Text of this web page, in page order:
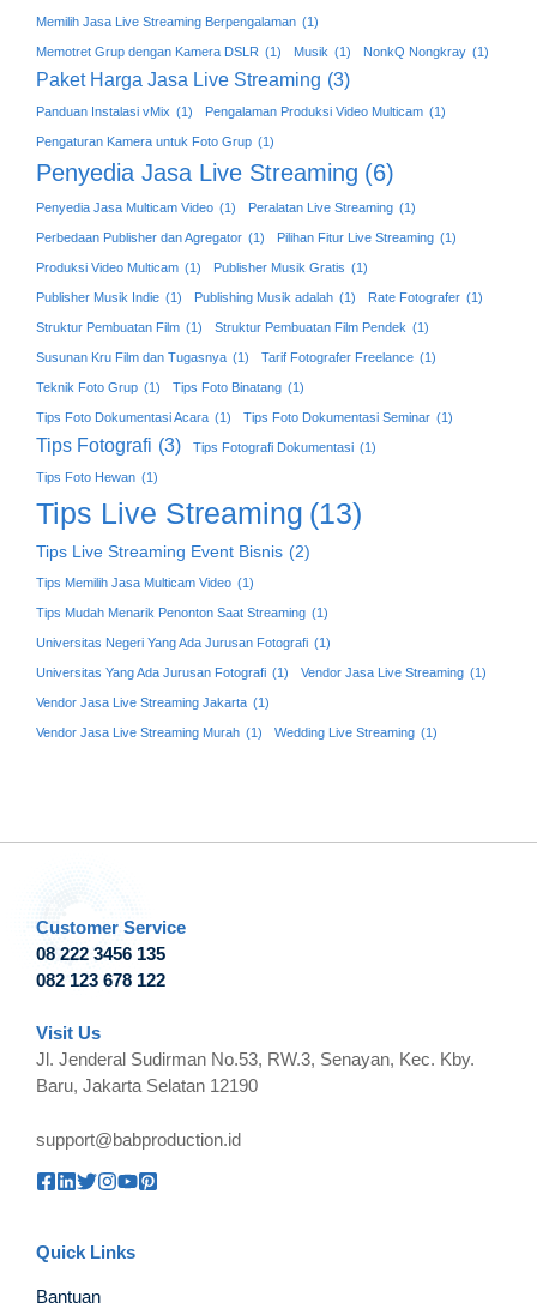
Memilih Jasa Live Streaming Berpengalaman (1)
Memotret Grup dengan Kamera DSLR (1) Musik (1) NonkQ Nongkray (1)
Paket Harga Jasa Live Streaming (3)
Panduan Instalasi vMix (1) Pengalaman Produksi Video Multicam (1)
Pengaturan Kamera untuk Foto Grup (1)
Penyedia Jasa Live Streaming (6)
Penyedia Jasa Multicam Video (1) Peralatan Live Streaming (1)
Perbedaan Publisher dan Agregator (1) Pilihan Fitur Live Streaming (1)
Produksi Video Multicam (1) Publisher Musik Gratis (1)
Publisher Musik Indie (1) Publishing Musik adalah (1) Rate Fotografer (1)
Struktur Pembuatan Film (1) Struktur Pembuatan Film Pendek (1)
Susunan Kru Film dan Tugasnya (1) Tarif Fotografer Freelance (1)
Teknik Foto Grup (1) Tips Foto Binatang (1)
Tips Foto Dokumentasi Acara (1) Tips Foto Dokumentasi Seminar (1)
Tips Fotografi (3) Tips Fotografi Dokumentasi (1)
Tips Foto Hewan (1)
Tips Live Streaming (13)
Tips Live Streaming Event Bisnis (2)
Tips Memilih Jasa Multicam Video (1)
Tips Mudah Menarik Penonton Saat Streaming (1)
Universitas Negeri Yang Ada Jurusan Fotografi (1)
Universitas Yang Ada Jurusan Fotografi (1) Vendor Jasa Live Streaming (1)
Vendor Jasa Live Streaming Jakarta (1)
Vendor Jasa Live Streaming Murah (1) Wedding Live Streaming (1)
Customer Service
08 222 3456 135
082 123 678 122
Visit Us
Jl. Jenderal Sudirman No.53, RW.3, Senayan, Kec. Kby.
Baru, Jakarta Selatan 12190
support@babproduction.id
Quick Links
Bantuan